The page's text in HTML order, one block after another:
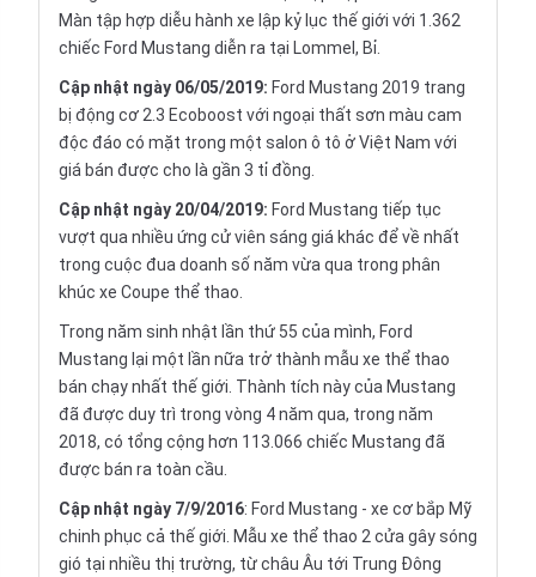
Màn tập hợp diễu hành xe lập kỷ lục thế giới với 1.362
chiếc Ford Mustang diễn ra tại Lommel, Bỉ.
Cập nhật ngày 06/05/2019: Ford Mustang 2019 trang
bị động cơ 2.3 Ecoboost với ngoại thất sơn màu cam
độc đáo có mặt trong một salon ô tô ở Việt Nam với
giá bán được cho là gần 3 tỉ đồng.
Cập nhật ngày 20/04/2019: Ford Mustang tiếp tục
vượt qua nhiều ứng cử viên sáng giá khác để về nhất
trong cuộc đua doanh số năm vừa qua trong phân
khúc xe Coupe thể thao.
Trong năm sinh nhật lần thứ 55 của mình, Ford
Mustang lại một lần nữa trở thành mẫu xe thể thao
bán chạy nhất thế giới. Thành tích này của Mustang
đã được duy trì trong vòng 4 năm qua, trong năm
2018, có tổng cộng hơn 113.066 chiếc Mustang đã
được bán ra toàn cầu.
Cập nhật ngày 7/9/2016: Ford Mustang - xe cơ bắp Mỹ
chinh phục cả thế giới. Mẫu xe thể thao 2 cửa gây sóng
gió tại nhiều thị trường, từ châu Âu tới Trung Đông